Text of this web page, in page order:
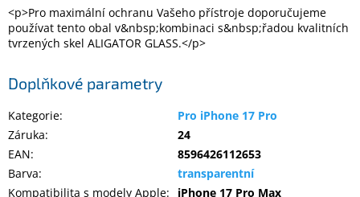
<p>Pro maximální ochranu Vašeho přístroje doporučujeme
používat tento obal v&nbsp;kombinaci s&nbsp;řadou kvalitních
tvrzených skel ALIGATOR GLASS.</p>
Doplňkové parametry
Kategorie:
Pro iPhone 17 Pro
Záruka:
24
EAN:
8596426112653
Barva:
transparentní
Kompatibilita s modely Apple: iPhone 17 Pro Max